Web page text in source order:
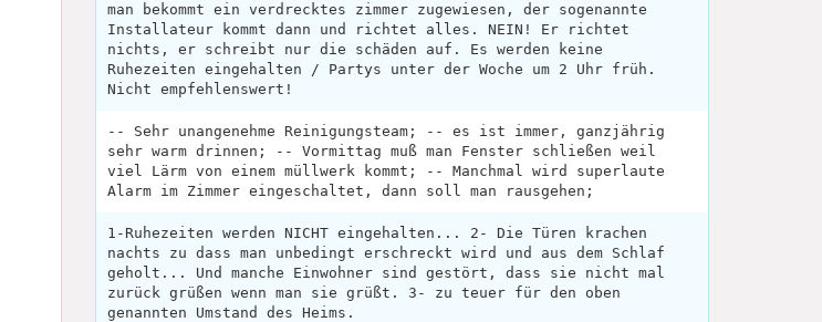
man bekommt ein verdrecktes zimmer zugewiesen, der sogenannte
Installateur kommt dann und richtet alles. NEIN! Er richtet
nichts, er schreibt nur die schäden auf. Es werden keine
Ruhezeiten eingehalten / Partys unter der Woche um 2 Uhr früh.
Nicht empfehlenswert!
-- Sehr unangenehme Reinigungsteam; -- es ist immer, ganzjährig
sehr warm drinnen; -- Vormittag muß man Fenster schließen weil
viel Lärm von einem müllwerk kommt; -- Manchmal wird superlaute
Alarm im Zimmer eingeschaltet, dann soll man rausgehen;
1-Ruhezeiten werden NICHT eingehalten... 2- Die Türen krachen
nachts zu dass man unbedingt erschreckt wird und aus dem Schlaf
geholt... Und manche Einwohner sind gestört, dass sie nicht mal
zurück grüßen wenn man sie grüßt. 3- zu teuer für den oben
genannten Umstand des Heims.